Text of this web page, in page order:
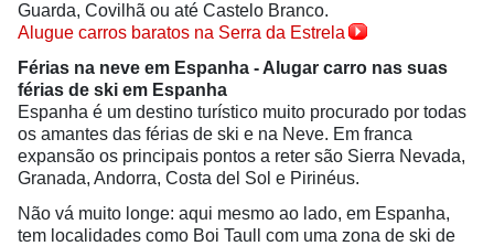
Guarda, Covilhã ou até Castelo Branco.
Alugue carros baratos na Serra da Estrela
Férias na neve em Espanha - Alugar carro nas suas
férias de ski em Espanha
Espanha é um destino turístico muito procurado por todas
os amantes das férias de ski e na Neve. Em franca
expansão os principais pontos a reter são Sierra Nevada,
Granada, Andorra, Costa del Sol e Pirinéus.
Não vá muito longe: aqui mesmo ao lado, em Espanha,
tem localidades como Boi Taull com uma zona de ski de